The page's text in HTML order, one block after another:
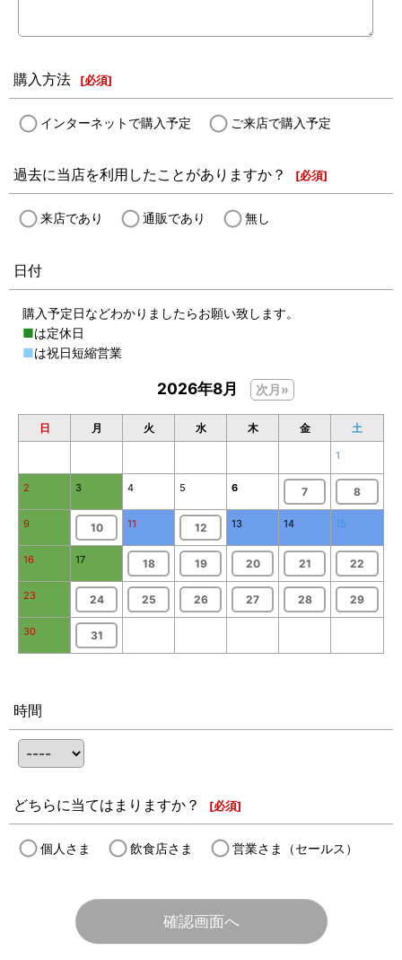
購入方法 [必須]
インターネットで購入予定 ご来店で購入予定
過去に当店を利用したことがありますか？ [必須]
来店であり 通販であり 無し
日付
購入予定日などわかりましたらお願い致します。
■は定休日
■は祝日短縮営業
2026年8月 次月»
日 月 火 水 木 金 土
1
2 3 4 5 6 7 8
9 10 11 12 13 14 15
16 17 18 19 20 21 22
23 24 25 26 27 28 29
30 31
時間
どちらに当てはまりますか？ [必須]
個人さま 飲食店さま 営業さま（セールス）
確認画面へ